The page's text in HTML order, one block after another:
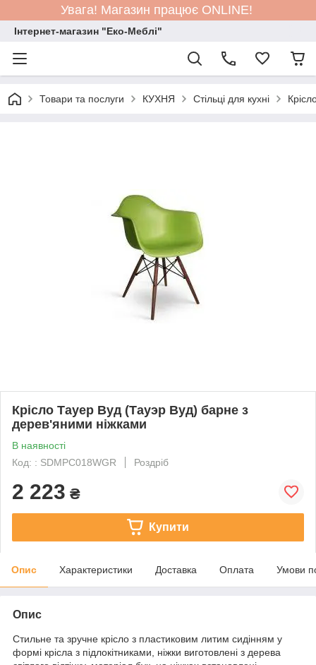
Увага! Магазин працює ONLINE!
Інтернет-магазин "Еко-Меблі"
Товари та послуги КУХНЯ Стільці для кухні
Крісло Тауер Вуд (Тауэр Вуд) барне з
дерев'яними ніжками
В наявності
Код: : SDMPC018WGR
Роздріб
2 223 ₴
Купити
Опис Характеристики Доставка Оплата Умови
Опис
Стильне та зручне крісло з пластиковим литим сидінням у
формі крісла з підлокітниками, ніжки виготовлені з дерева